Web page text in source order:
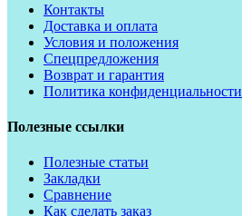
Контакты
Доставка и оплата
Условия и положения
Спецпредложения
Возврат и гарантия
Политика конфиденциальности
Полезные ссылки
Полезные статьи
Закладки
Сравнение
Как сделать заказ